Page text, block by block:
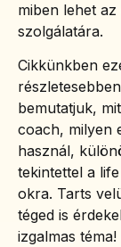
miben lehet
szolgálatára.
Cikkünkben
részletesebben
bemutatjuk,
coach, milyen
használ,
tekintettel a
okra. Tarts
téged is
izgalmas téma!